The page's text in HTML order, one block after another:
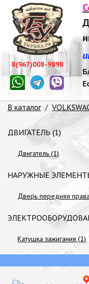
8(967)008-9898
В каталог /
ДВИГАТЕЛЬ (1)
Двигатель (1)
НАРУЖНЫЕ
Дверь передняя
Катушка зажигания (1)